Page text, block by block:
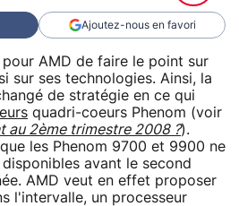
Ajoutez-nous en favori
pour AMD de faire le point sur
sur ses technologies. Ainsi, la
de stratégie en ce qui
quadri-coeurs Phenom (voir
au 2ème trimestre 2008 ?).
les Phenom 9700 et 9900 ne
avant le second
AMD veut en effet proposer
l'intervalle, un processeur